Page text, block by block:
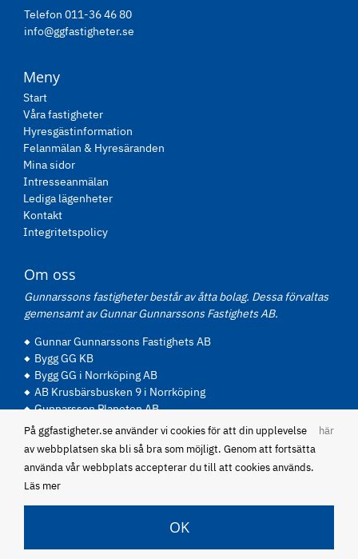
Telefon 011-36 46 80
info@ggfastigheter.se
Meny
Start
Våra fastigheter
Hyresgästinformation
Felanmälan & Hyresäranden
Mina sidor
Intresseanmälan
Lediga lägenheter
Kontakt
Integritetspolicy
Om oss
Gunnarssons fastigheter består av åtta bolag. Dessa förvaltas
gemensamt av Gunnar Gunnarssons Fastighets AB.
Gunnar Gunnarssons Fastighets AB
Bygg GG KB
Bygg GG i Norrköping AB
AB Krusbärsbusken 9 i Norrköping
Gunnarsson Planeten AB
Panare AB
P Gunnarsson Fastigheter AB
Abel Becker Fastighets AB
På ggfastigheter.se använder vi cookies för att din upplevelse
av webbplatsen ska bli så bra som möjligt. Genom att fortsätta
använda vår webbplats accepterar du till att cookies används.
Läs mer
här
OK